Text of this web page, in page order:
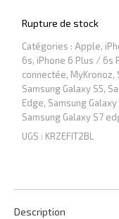
Rupture de stock
Catégories : Apple,
6s, iPhone 6 Plus / 6s
connectée, MyKronoz,
Samsung Galaxy S5,
Edge, Samsung
Samsung Galaxy S7
UGS : KRZEFIT2BL
Description